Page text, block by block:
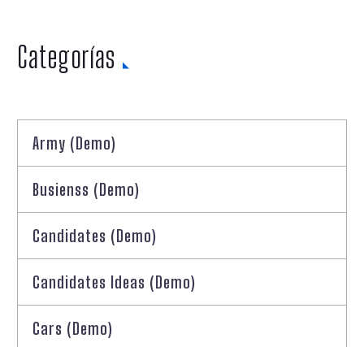
Categorías
Army (Demo)
Busienss (Demo)
Candidates (Demo)
Candidates Ideas (Demo)
Cars (Demo)